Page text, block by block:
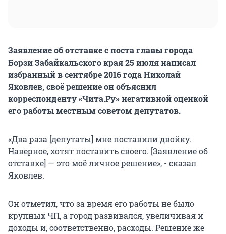
Заявление об отставке с поста главы города
Борзи Забайкальского края 25 июля написал
избранный в сентябре 2016 года Николай
Яковлев, своё решение он объяснил
корреспонденту «Чита.Ру» негативной оценкой
его работы местным советом депутатов.
«Два раза [депутаты] мне поставили двойку.
Наверное, хотят поставить своего. [Заявление об
отставке] — это моё личное решение», - сказал
Яковлев.
Он отметил, что за время его работы не было
крупных ЧП, а город развивался, увеличивая и
доходы и, соответственно, расходы. Решение же